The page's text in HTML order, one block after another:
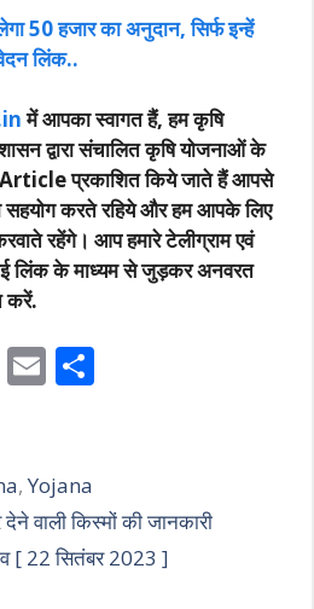
50 हजार का अनुदान, सिर्फ इन्हें
लिंक..
में आपका स्वागत हैं, हम कृषि
शासन द्वारा संचालित कृषि योजनाओं के
Article प्रकाशित किये जाते हैं आपसे
सहयोग करते रहिये और हम आपके लिए
रहेंगे। आप हमारे टेलीग्राम एवं
लिंक के माध्यम से जुड़कर अनवरत
करें.
T
w
E
m
l
,Yojana
वाली किस्मों की जानकारी
[ 22 सितंबर 2023 ]